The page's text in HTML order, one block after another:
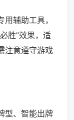
辅助工具，
胜”效果，适
注意遵守游戏
型、智能出牌